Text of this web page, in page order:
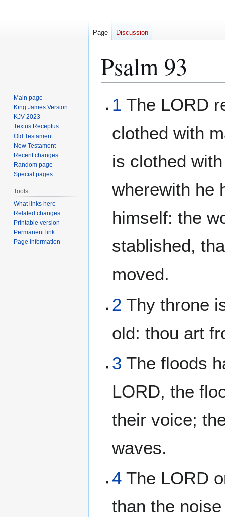
Psalm 93
toto
1 The LORD
clothed with
is clothed
wherewith he
himself: the
stablished,
moved.
2 Thy throne
old: thou art
3 The floods
LORD, the
their voice;
waves.
4 The LORD
than the
Page Discussion
Main page
King James Version
KJV 2023
Textus Receptus
Old Testament
New Testament
Recent changes
Random page
Special pages
Tools
What links here
Related changes
Printable version
Permanent link
Page information